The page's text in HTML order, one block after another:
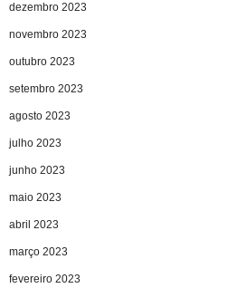
dezembro 2023
novembro 2023
outubro 2023
setembro 2023
agosto 2023
julho 2023
junho 2023
maio 2023
abril 2023
março 2023
fevereiro 2023